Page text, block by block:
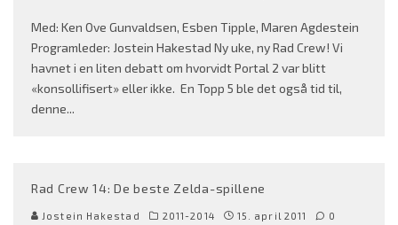
Med: Ken Ove Gunvaldsen, Esben Tipple, Maren Agdestein
Programleder: Jostein Hakestad Ny uke, ny Rad Crew! Vi
havnet i en liten debatt om hvorvidt Portal 2 var blitt
«konsollifisert» eller ikke. En Topp 5 ble det også tid til,
denne...
Rad Crew 14: De beste Zelda-spillene
Jostein Hakestad 2011-2014 15. april 2011 0